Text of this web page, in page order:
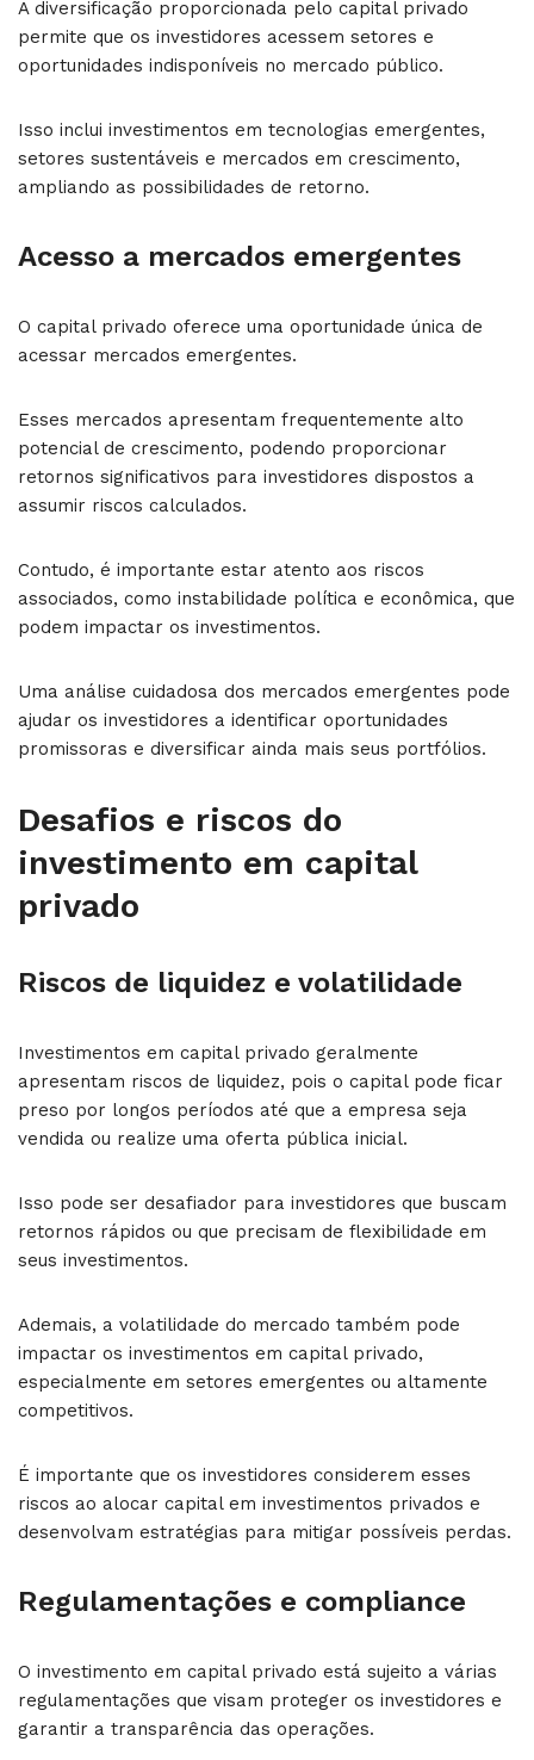
A diversificação proporcionada pelo capital privado
permite que os investidores acessem setores e
oportunidades indisponíveis no mercado público.
Isso inclui investimentos em tecnologias emergentes,
setores sustentáveis e mercados em crescimento,
ampliando as possibilidades de retorno.
Acesso a mercados emergentes
O capital privado oferece uma oportunidade única de
acessar mercados emergentes.
Esses mercados apresentam frequentemente alto
potencial de crescimento, podendo proporcionar
retornos significativos para investidores dispostos a
assumir riscos calculados.
Contudo, é importante estar atento aos riscos
associados, como instabilidade política e econômica, que
podem impactar os investimentos.
Uma análise cuidadosa dos mercados emergentes pode
ajudar os investidores a identificar oportunidades
promissoras e diversificar ainda mais seus portfólios.
Desafios e riscos do
investimento em capital
privado
Riscos de liquidez e volatilidade
Investimentos em capital privado geralmente
apresentam riscos de liquidez, pois o capital pode ficar
preso por longos períodos até que a empresa seja
vendida ou realize uma oferta pública inicial.
Isso pode ser desafiador para investidores que buscam
retornos rápidos ou que precisam de flexibilidade em
seus investimentos.
Ademais, a volatilidade do mercado também pode
impactar os investimentos em capital privado,
especialmente em setores emergentes ou altamente
competitivos.
É importante que os investidores considerem esses
riscos ao alocar capital em investimentos privados e
desenvolvam estratégias para mitigar possíveis perdas.
Regulamentações e compliance
O investimento em capital privado está sujeito a várias
regulamentações que visam proteger os investidores e
garantir a transparência das operações.